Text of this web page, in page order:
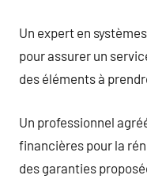
Un expert en
pour assurer un
des éléments à
Un professionnel
financières pour la
des garanties